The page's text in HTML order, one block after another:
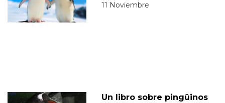
11 Noviembre
Un libro sobre pingüinos